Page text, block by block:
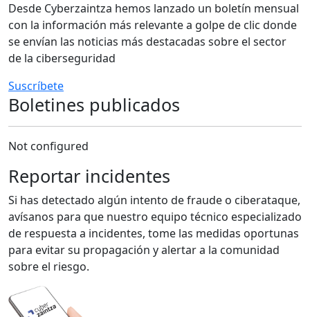
Desde Cyberzaintza hemos lanzado un boletín mensual
con la información más relevante a golpe de clic donde
se envían las noticias más destacadas sobre el sector
de la ciberseguridad
Suscríbete
Boletines publicados
Not configured
Reportar incidentes
Si has detectado algún intento de fraude o ciberataque,
avísanos para que nuestro equipo técnico especializado
de respuesta a incidentes, tome las medidas oportunas
para evitar su propagación y alertar a la comunidad
sobre el riesgo.